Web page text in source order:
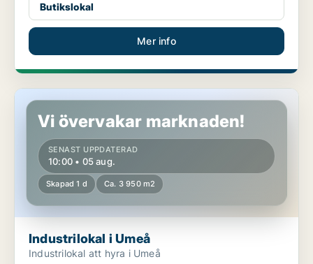
Butikslokal
Mer info
Industrilokal i Umeå
Vi övervakar marknaden!
SENAST UPPDATERAD
10:00 • 05 aug.
Skapad 1 d Ca. 3 950 m2
Industrilokal i Umeå
Industrilokal att hyra i Umeå